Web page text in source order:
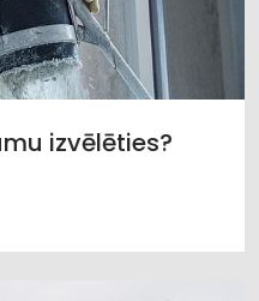
izvēlēties?